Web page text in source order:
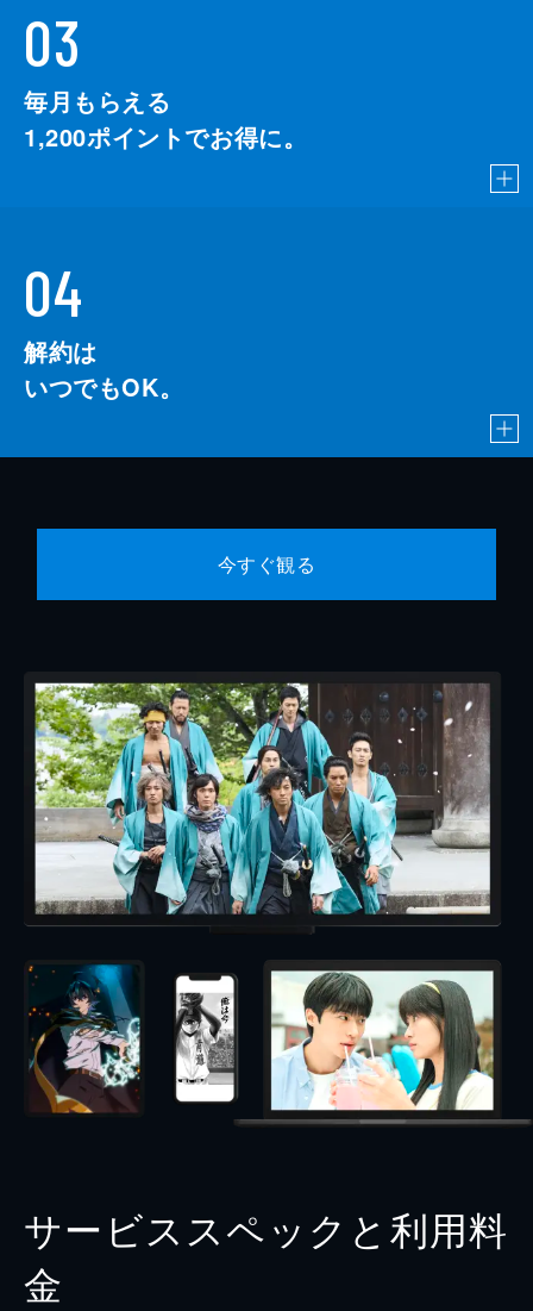
03
毎月もらえる
1,200ポイントでお得に。
04
解約は
いつでもOK。
今すぐ観る
サービススペックと利用料
金